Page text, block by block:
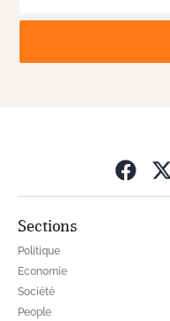
Sections
Politique
Economie
Société
People